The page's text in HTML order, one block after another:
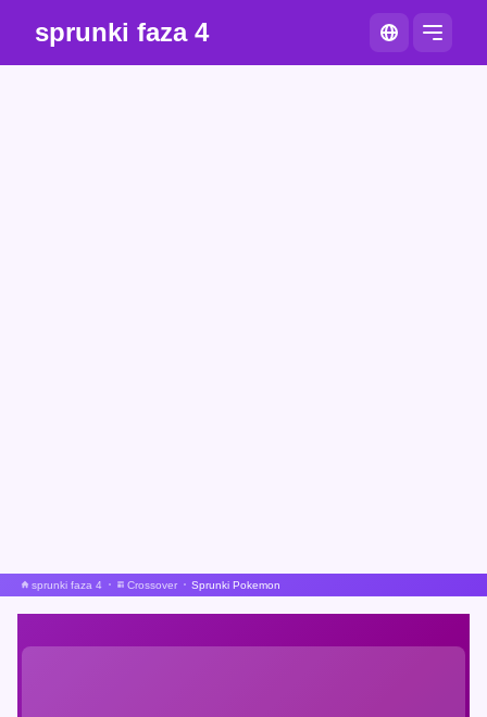
sprunki faza 4
sprunki faza 4 Crossover Sprunki Pokemon